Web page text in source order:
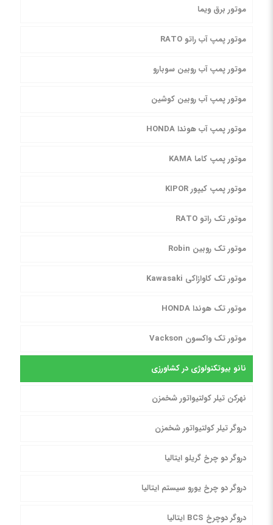
موتور برق ویما
موتور پمپ آب راتو RATO
موتور پمپ آب روبین سوبارو
موتور پمپ آب روبین کوشین
موتور پمپ آب هوندا HONDA
موتور پمپ کاما KAMA
موتور پمپ کیپور KIPOR
موتور تک راتو RATO
موتور تک روبین Robin
موتور تک کاوازاکی Kawasaki
موتور تک هوندا HONDA
موتور تک واکسون Vackson
نانو بیوتکنولوژی در کشاورزی
نهرکن تیلر کولتیواتور شخمزن
دروگر تیلر کولتیواتور شخمزن
دروگر دو چرخ گریلو ایتالیا
دروگر دو چرخ یورو سیستم ایتالیا
دروگر دوچرخ BCS ایتالیا